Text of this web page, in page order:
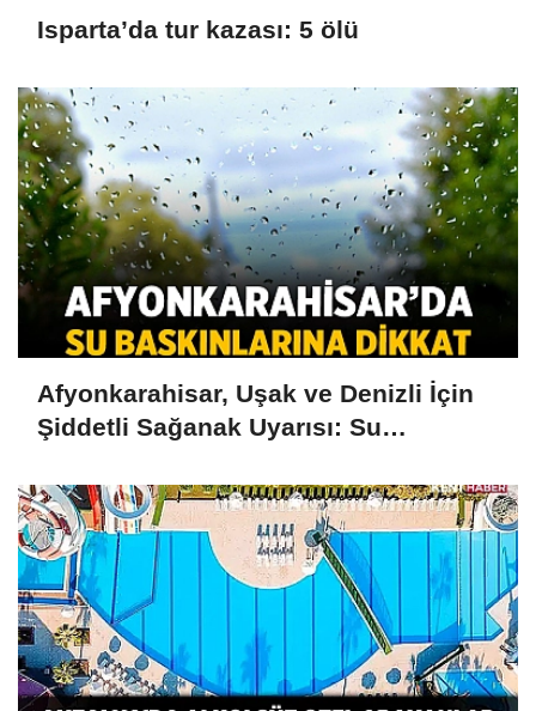
Isparta’da tur kazası: 5 ölü
Afyonkarahisar, Uşak ve Denizli İçin
Şiddetli Sağanak Uyarısı: Su